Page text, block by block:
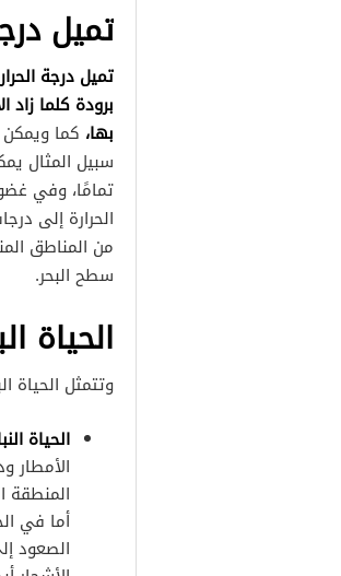
تميل
تميل درجة
برودة كلما
بها، كما
سبيل المثال
تمامًا، وفي
الحرارة إلى
من المناطق
سطح البحر.
الحياة
وتتمثل الحياة
الحياة
الأمطار
المنطقة
أما في
الصعود